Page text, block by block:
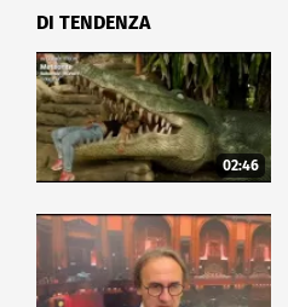
DI TENDENZA
02:46